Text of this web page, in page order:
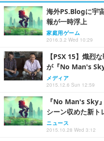
海外PS.Blogに宇
報が一時浮上
家庭用ゲーム
2016.3.2 Wed 10:29
【PSX 15】熾烈
が『No Man's
メディア
2015.12.6 Sun 12:59
『No Man's Sky
シーン収めた新ト
ニュース
2015.10.28 Wed 3:12